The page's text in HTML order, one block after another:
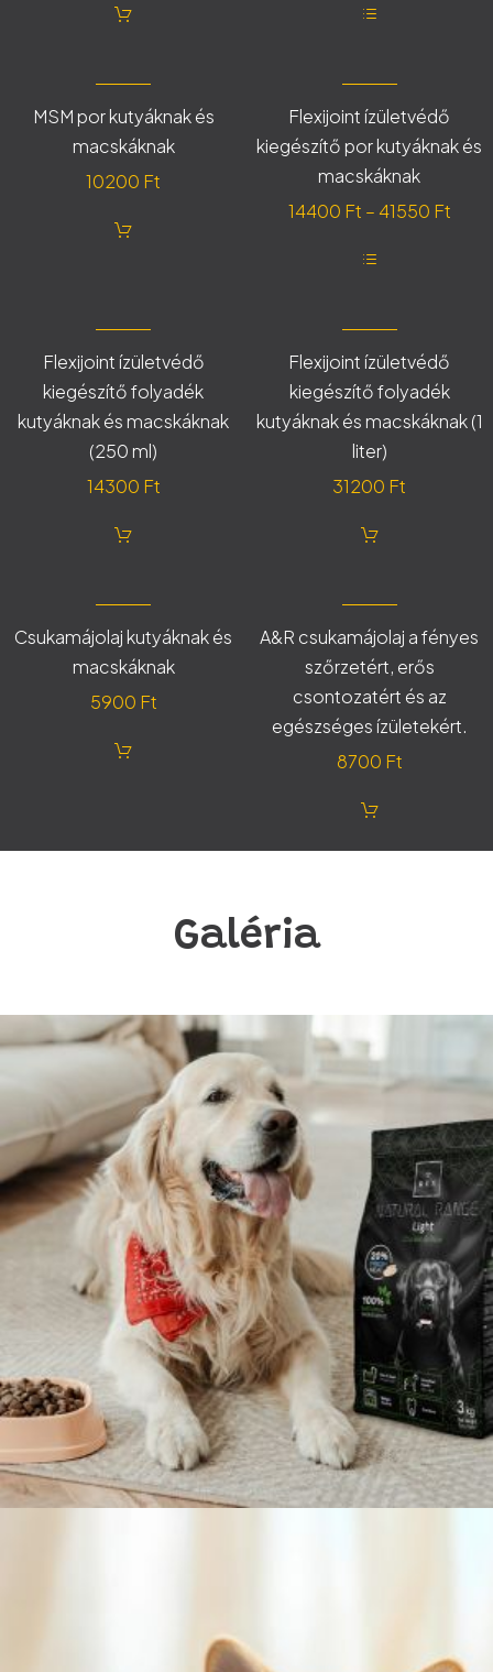
terméknek
variációja
A
változatok
a
termékoldalon
választhatók
MSM por kutyáknak és
macskáknak
10200 Ft
Flexijoint ízületvédő
kiegészítő por kutyáknak és
macskáknak
14400 Ft – 41550 Ft
terméknek
variációja
A
változatok
a
termékoldalon
választhatók
ki
Flexijoint ízületvédő
kiegészítő folyadék
kutyáknak és macskáknak
(250 ml)
14300 Ft
Flexijoint ízületvédő
kiegészítő folyadék
kutyáknak és macskáknak (1
liter)
31200 Ft
Csukamájolaj kutyáknak és
macskáknak
5900 Ft
A&R csukamájolaj a fényes
szőrzetért, erős
csontozatért és az
egészséges ízületekért.
8700 Ft
Galéria